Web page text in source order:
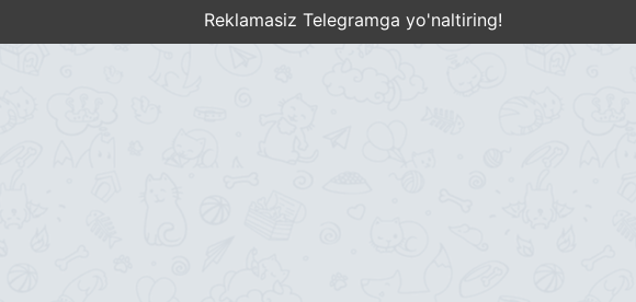
Reklamasiz Telegramga yo'naltiring!